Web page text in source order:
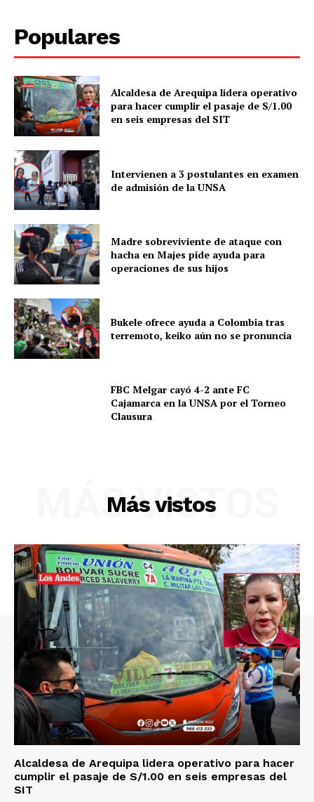
SUSCRIBETE
Diario los Andes
Nosotros
Contacto
Prensa
Populares
Alcaldesa de Arequipa lidera operativo
para hacer cumplir el pasaje de S/1.00
en seis empresas del SIT
Intervienen a 3 postulantes en examen
de admisión de la UNSA
Madre sobreviviente de ataque con
hacha en Majes pide ayuda para
operaciones de sus hijos
Bukele ofrece ayuda a Colombia tras
terremoto, keiko aún no se pronuncia
FBC Melgar cayó 4-2 ante FC
Cajamarca en la UNSA por el Torneo
Clausura
Más vistos
MÁS VISTOS
Alcaldesa de Arequipa lidera operativo para hacer
cumplir el pasaje de S/1.00 en seis empresas del
SIT